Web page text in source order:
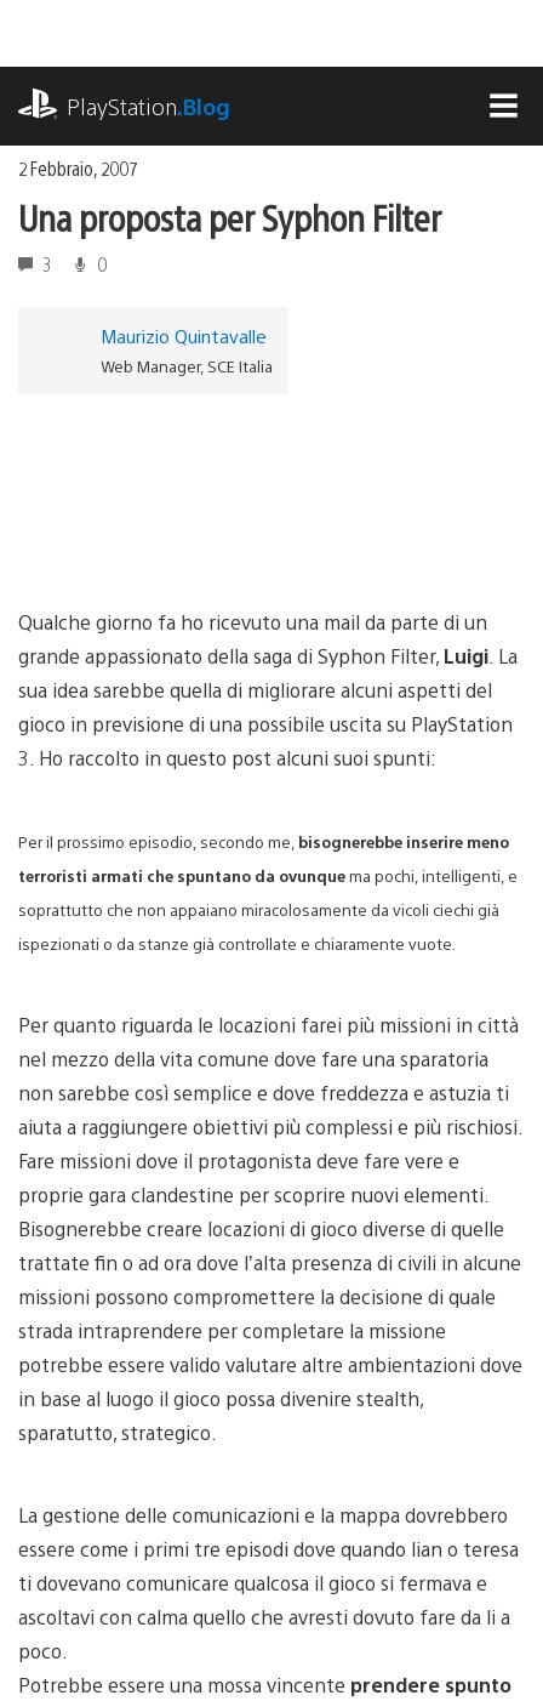
contenuto
PlayStation.Blog
2 Febbraio, 2007
Una proposta per Syphon Filter
3 0
Maurizio Quintavalle
Web Manager, SCE Italia
Qualche giorno fa ho ricevuto una mail da parte di un
grande appassionato della saga di Syphon Filter, Luigi . La
sua idea sarebbe quella di migliorare alcuni aspetti del
gioco in previsione di una possibile uscita su PlayStation
3. Ho raccolto in questo post alcuni suoi spunti:
Per il prossimo episodio, secondo me, bisognerebbe inserire meno
terroristi armati che spuntano da ovunquema pochi, intelligenti, e
soprattutto che non appaiano miracolosamente da vicoli ciechi già
ispezionati o da stanze già controllate e chiaramente vuote.
Per quanto riguarda le locazioni farei più missioni in città
nel mezzo della vita comune dove fare una sparatoria
non sarebbe così semplice e dove freddezza e astuzia ti
aiuta a raggiungere obiettivi più complessi e più rischiosi.
Fare missioni dove il protagonista deve fare vere e
proprie gara clandestine per scoprire nuovi elementi.
Bisognerebbe creare locazioni di gioco diverse di quelle
trattate fin o ad ora dove l’alta presenza di civili in alcune
missioni possono compromettere la decisione di quale
strada intraprendere per completare la missione
potrebbe essere valido valutare altre ambientazioni dove
in base al luogo il gioco possa divenire stealth,
sparatutto, strategico.
La gestione delle comunicazioni e la mappa dovrebbero
essere come i primi tre episodi dove quando lian o teresa
ti dovevano comunicare qualcosa il gioco si fermava e
ascoltavi con calma quello che avresti dovuto fare da li a
poco.
Potrebbe essere una mossa vincente prendere spunto